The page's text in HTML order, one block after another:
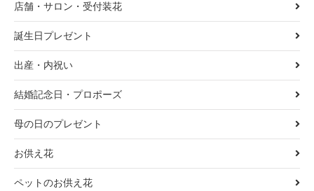
店舗・サロン・受付装花
誕生日プレゼント
出産・内祝い
結婚記念日・プロポーズ
母の日のプレゼント
お供え花
ペットのお供え花